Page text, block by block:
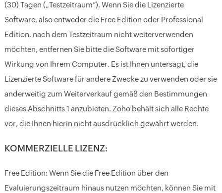
(30) Tagen („Testzeitraum“). Wenn Sie die Lizenzierte
Software, also entweder die Free Edition oder Professional
Edition, nach dem Testzeitraum nicht weiterverwenden
möchten, entfernen Sie bitte die Software mit sofortiger
Wirkung von Ihrem Computer. Es ist Ihnen untersagt, die
Lizenzierte Software für andere Zwecke zu verwenden oder sie
anderweitig zum Weiterverkauf gemäß den Bestimmungen
dieses Abschnitts 1 anzubieten. Zoho behält sich alle Rechte
vor, die Ihnen hierin nicht ausdrücklich gewährt werden.
KOMMERZIELLE LIZENZ:
Free Edition: Wenn Sie die Free Edition über den
Evaluierungszeitraum hinaus nutzen möchten, können Sie mit